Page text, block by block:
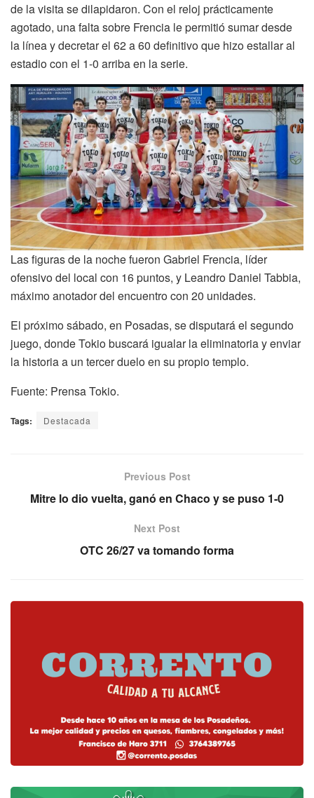
de la visita se dilapidaron. Con el reloj prácticamente
agotado, una falta sobre Frencia le permitió sumar desde
la línea y decretar el 62 a 60 definitivo que hizo estallar al
estadio con el 1-0 arriba en la serie.
Las figuras de la noche fueron Gabriel Frencia, líder
ofensivo del local con 16 puntos, y Leandro Daniel Tabbia,
máximo anotador del encuentro con 20 unidades.
El próximo sábado, en Posadas, se disputará el segundo
juego, donde Tokio buscará igualar la eliminatoria y enviar
la historia a un tercer duelo en su propio templo.
Fuente: Prensa Tokio.
Tags: Destacada
Previous Post
Mitre lo dio vuelta, ganó en Chaco y se puso 1-0
Next Post
OTC 26/27 va tomando forma